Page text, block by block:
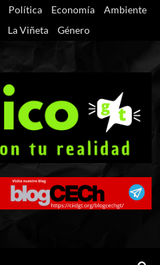
Política Economía
Ambiente
La Viñeta Género